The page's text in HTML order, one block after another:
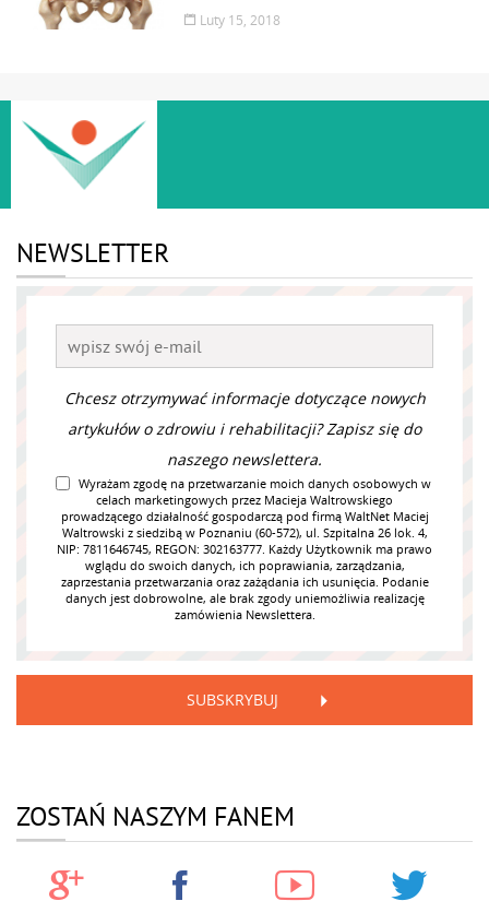
Luty 15, 2018
NEWSLETTER
Chcesz otrzymywać informacje dotyczące nowych
artykułów o zdrowiu i rehabilitacji? Zapisz się do
naszego newslettera.
Wyrażam zgodę na przetwarzanie moich danych osobowych w
celach marketingowych przez Macieja Waltrowskiego
prowadzącego działalność gospodarczą pod firmą WaltNet Maciej
Waltrowski z siedzibą w Poznaniu (60-572), ul. Szpitalna 26 lok. 4,
NIP: 7811646745, REGON: 302163777. Każdy Użytkownik ma prawo
wglądu do swoich danych, ich poprawiania, zarządzania,
zaprzestania przetwarzania oraz zażądania ich usunięcia. Podanie
danych jest dobrowolne, ale brak zgody uniemożliwia realizację
zamówienia Newslettera.
SUBSKRYBUJ
ZOSTAŃ NASZYM FANEM